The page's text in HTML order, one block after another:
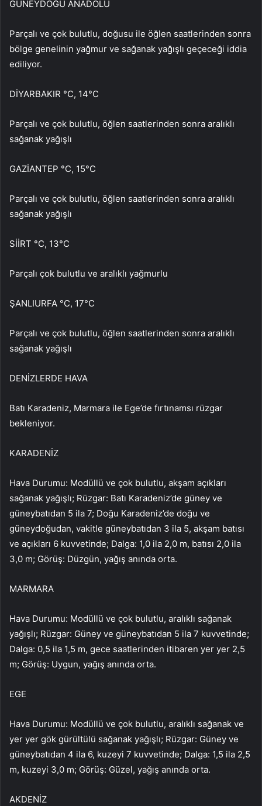
GÜNEYDOĞU ANADOLU
Parçalı ve çok bulutlu, doğusu ile öğlen saatlerinden sonra
bölge genelinin yağmur ve sağanak yağışlı geçeceği iddia
ediliyor.
DİYARBAKIR °C, 14°C
Parçalı ve çok bulutlu, öğlen saatlerinden sonra aralıklı
sağanak yağışlı
GAZİANTEP °C, 15°C
Parçalı ve çok bulutlu, öğlen saatlerinden sonra aralıklı
sağanak yağışlı
SİİRT °C, 13°C
Parçalı çok bulutlu ve aralıklı yağmurlu
ŞANLIURFA °C, 17°C
Parçalı ve çok bulutlu, öğlen saatlerinden sonra aralıklı
sağanak yağışlı
DENİZLERDE HAVA
Batı Karadeniz, Marmara ile Ege’de fırtınamsı rüzgar
bekleniyor.
KARADENİZ
Hava Durumu: Modüllü ve çok bulutlu, akşam açıkları
sağanak yağışlı; Rüzgar: Batı Karadeniz’de güney ve
güneybatıdan 5 ila 7; Doğu Karadeniz’de doğu ve
güneydoğudan, vakitle güneybatıdan 3 ila 5, akşam batısı
ve açıkları 6 kuvvetinde; Dalga: 1,0 ila 2,0 m, batısı 2,0 ila
3,0 m; Görüş: Düzgün, yağış anında orta.
MARMARA
Hava Durumu: Modüllü ve çok bulutlu, aralıklı sağanak
yağışlı; Rüzgar: Güney ve güneybatıdan 5 ila 7 kuvvetinde;
Dalga: 0,5 ila 1,5 m, gece saatlerinden itibaren yer yer 2,5
m; Görüş: Uygun, yağış anında orta.
EGE
Hava Durumu: Modüllü ve çok bulutlu, aralıklı sağanak ve
yer yer gök gürültülü sağanak yağışlı; Rüzgar: Güney ve
güneybatıdan 4 ila 6, kuzeyi 7 kuvvetinde; Dalga: 1,5 ila 2,5
m, kuzeyi 3,0 m; Görüş: Güzel, yağış anında orta.
AKDENİZ